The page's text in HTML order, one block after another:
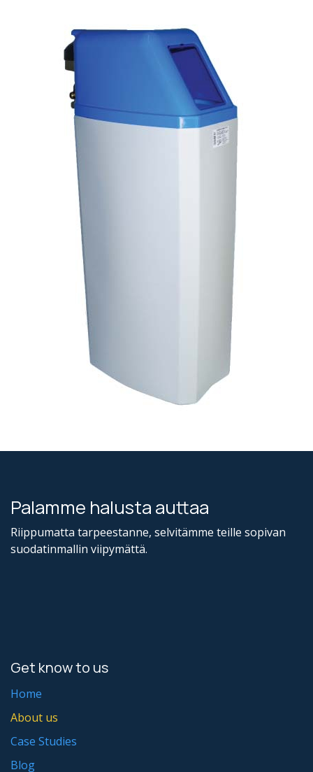
Palamme halusta auttaa
Riippumatta tarpeestanne, selvitämme teille sopivan
suodatinmallin viipymättä.
Get know to us
Home
About us
Case Studies
Blog